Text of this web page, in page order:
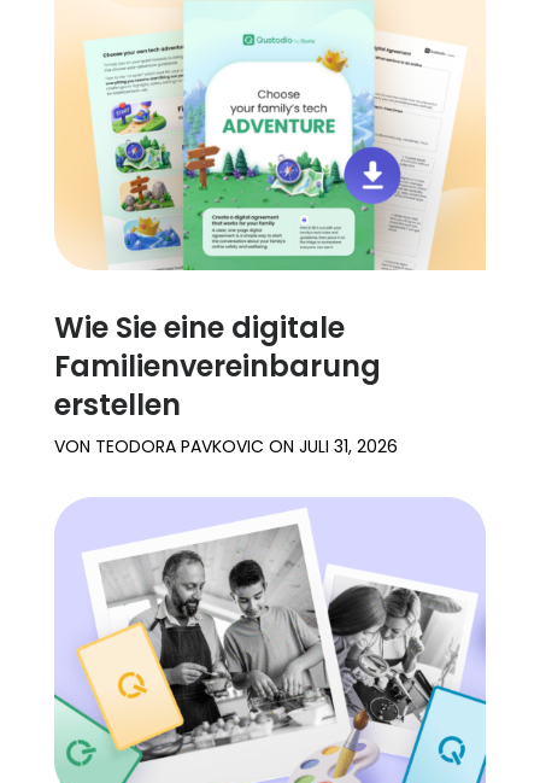
Einloggen Registrieren
Wie Sie eine digitale
Familienvereinbarung
erstellen
VON TEODORA PAVKOVIC ON JULI 31, 2026